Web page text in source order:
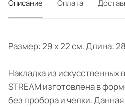
Описание Оплата
Размер: 29 x 22 см. Длина:
Накладка из искусственных
STREAM изготовлена в
без пробора и челки.